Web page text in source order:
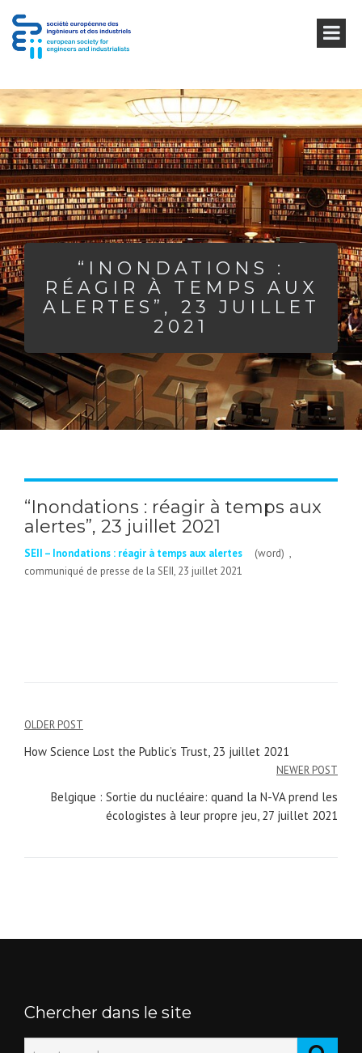
“INONDATIONS :
RÉAGIR À TEMPS AUX
ALERTES”, 23 JUILLET
2021
“Inondations : réagir à temps aux
alertes”, 23 juillet 2021
SEII – Inondations : réagir à temps aux alertes (word) ,
communiqué de presse de la SEII, 23 juillet 2021
Navigation
l’article
OLDER POST
How Science Lost the Public’s Trust, 23 juillet 2021
NEWER POST
Belgique : Sortie du nucléaire: quand la N-VA prend les
écologistes à leur propre jeu, 27 juillet 2021
Chercher dans le site